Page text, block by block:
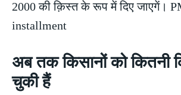
2000 की क़िस्त के रूप में दिए जाएगें।
installment
अब तक किसानों को कितनी
चुकी हैं